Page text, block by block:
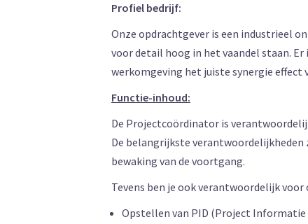
Profiel bedrijf:
Onze opdrachtgever is een industrieel
voor detail hoog in het vaandel staan.
werkomgeving het juiste synergie effect
Functie-inhoud:
De Projectcoördinator is
De belangrijkste verantwoordelijkheden
bewaking van de voortgang.
Tevens ben je ook verantwoordelijk
Opstellen van PID (Project Informatie